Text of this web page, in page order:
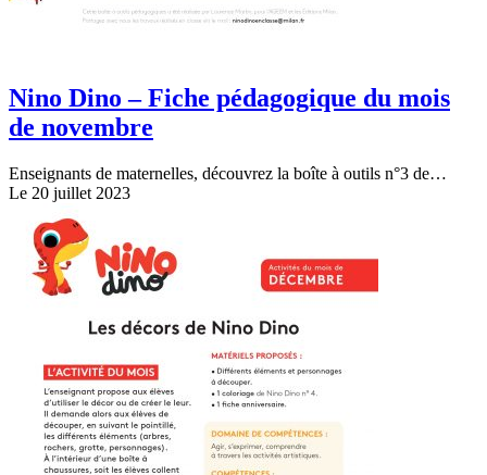
Nino Dino – Fiche pédagogique du mois
de novembre
Enseignants de maternelles, découvrez la boîte à outils n°3 de…
Le 20 juillet 2023